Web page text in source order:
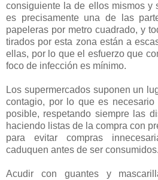
consiguiente la de ellos mismos y
es precisamente una de las
papeleras por metro cuadrado, y
tirados por esta zona están a
ellas, por lo que el esfuerzo que
foco de infección es mínimo.
Los supermercados suponen un
contagio, por lo que es
posible, respetando siempre las
haciendo listas de la compra con
para evitar compras
caduquen antes de ser consumidos.
Acudir con guantes y